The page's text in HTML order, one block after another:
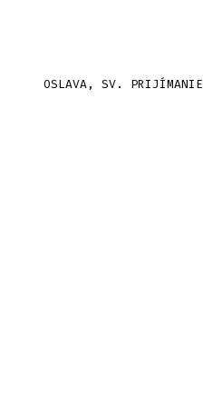
OSLAVA, SV. PRIJÍMANIE